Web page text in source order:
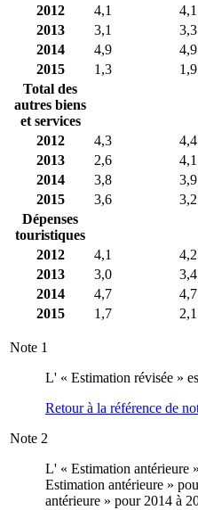
2012
4,1 4,1
2013
3,1 3,3
2014
4,9 4,9
2015
1,3 1,9
Total des
autres biens
et services
2012
4,3 4,4
2013
2,6 4,1
2014
3,8 3,9
2015
3,6 3,2
Dépenses
touristiques
2012
4,1 4,2
2013
3,0 3,4
2014
4,7 4,7
2015
1,7 2,1
Note 1
L' « Estimation révisée »
Retour à la référence de
Note 2
L' « Estimation antérieure
Estimation antérieure »
antérieure » pour 2014 à